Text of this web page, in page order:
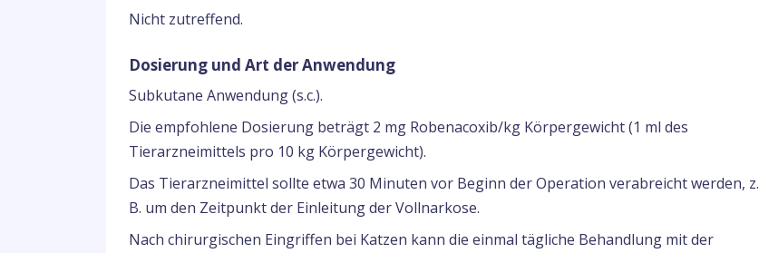
Nicht zutreffend.
Dosierung und Art der Anwendung
Subkutane Anwendung (s.c.).
Die empfohlene Dosierung beträgt 2 mg Robenacoxib/kg Körpergewicht (1 ml des
Tierarzneimittels pro 10 kg Körpergewicht).
Das Tierarzneimittel sollte etwa 30 Minuten vor Beginn der Operation verabreicht werden, z.
B. um den Zeitpunkt der Einleitung der Vollnarkose.
Nach chirurgischen Eingriffen bei Katzen kann die einmal tägliche Behandlung mit der